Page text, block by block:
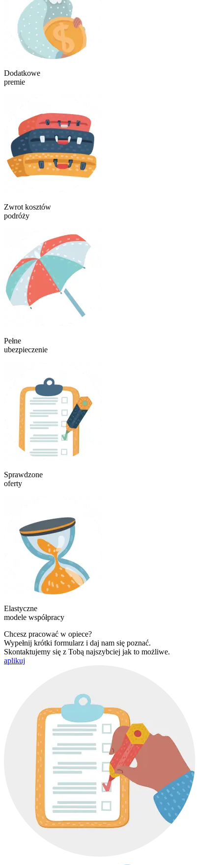
Dodatkowe
premie
Zwrot kosztów
podróży
Pełne
ubezpieczenie
Sprawdzone
oferty
Elastyczne
modele współpracy
Chcesz pracować w opiece?
Wypełnij krótki formularz i daj nam się poznać.
Skontaktujemy się z Tobą najszybciej jak to możliwe.
aplikuj